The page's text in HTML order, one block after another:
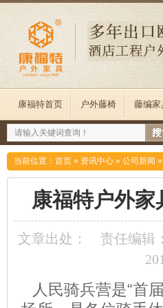
康福特首页 户外藤椅 藤编家
当前位置： 首页 » 资讯中心 » 公司新闻 »
康福特户外
文章出处： 责任编辑
人民骑兵营是“首